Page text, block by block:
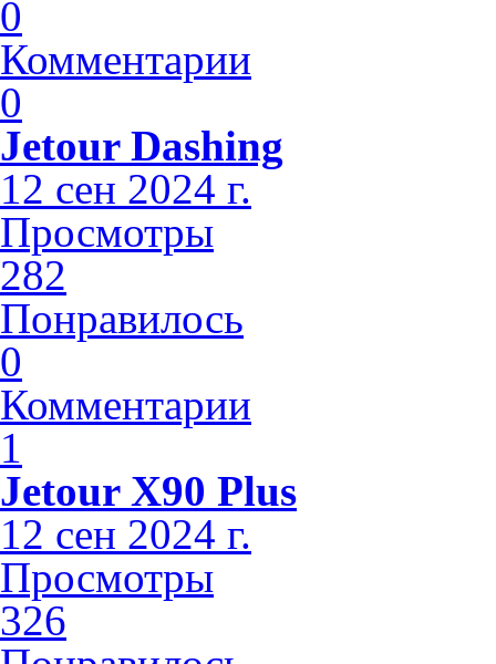
0
Комментарии
0
Jetour Dashing
12 сен 2024 г.
Просмотры
282
Понравилось
0
Комментарии
1
Jetour X90 Plus
12 сен 2024 г.
Просмотры
326